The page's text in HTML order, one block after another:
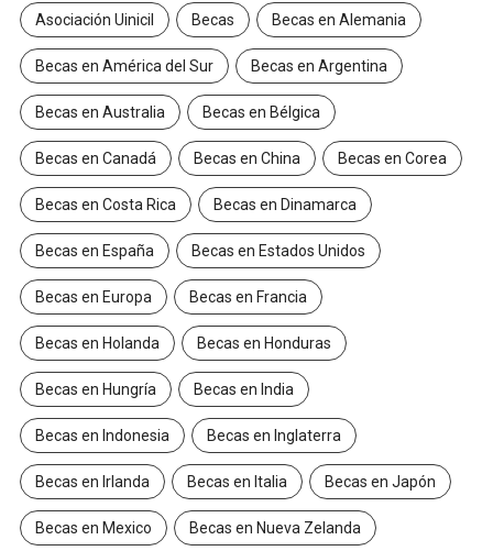
Asociación Uinicil Becas Becas en Alemania
Becas en América del Sur Becas en Argentina
Becas en Australia Becas en Bélgica
Becas en Canadá Becas en China Becas en Corea
Becas en Costa Rica Becas en Dinamarca
Becas en España Becas en Estados Unidos
Becas en Europa Becas en Francia
Becas en Holanda Becas en Honduras
Becas en Hungría Becas en India
Becas en Indonesia Becas en Inglaterra
Becas en Irlanda Becas en Italia Becas en Japón
Becas en Mexico Becas en Nueva Zelanda